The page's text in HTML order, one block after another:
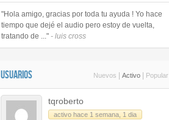
"Hola amigo, gracias por toda tu ayuda ! Yo hace
tiempo que dejé el audio pero estoy de vuelta,
tratando de ..." - luis cross
USUARIOS Nuevos Activo Popular
tqroberto
activo hace 1 semana, 1 dia